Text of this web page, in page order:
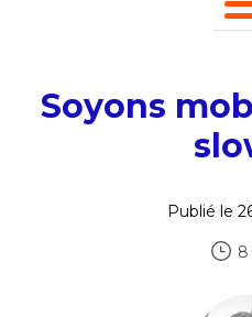
Soyons
Publié le
8